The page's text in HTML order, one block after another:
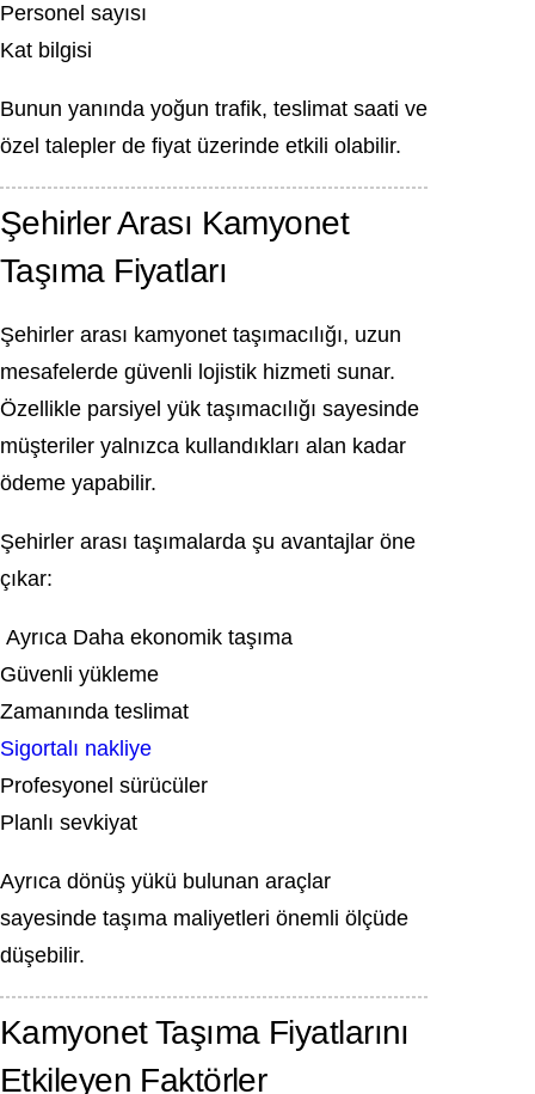
Personel sayısı
Kat bilgisi
Bunun yanında yoğun trafik, teslimat saati ve
özel talepler de fiyat üzerinde etkili olabilir.
Şehirler Arası Kamyonet
Taşıma Fiyatları
Şehirler arası kamyonet taşımacılığı, uzun
mesafelerde güvenli lojistik hizmeti sunar.
Özellikle parsiyel yük taşımacılığı sayesinde
müşteriler yalnızca kullandıkları alan kadar
ödeme yapabilir.
Şehirler arası taşımalarda şu avantajlar öne
çıkar:
Ayrıca Daha ekonomik taşıma
Güvenli yükleme
Zamanında teslimat
Sigortalı nakliye
Profesyonel sürücüler
Planlı sevkiyat
Ayrıca dönüş yükü bulunan araçlar
sayesinde taşıma maliyetleri önemli ölçüde
düşebilir.
Kamyonet Taşıma Fiyatlarını
Etkileyen Faktörler